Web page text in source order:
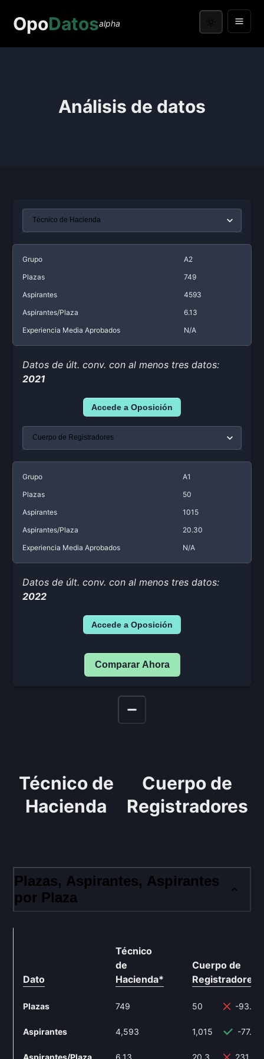
OpoDatosalpha
Análisis de datos
Grupo
A2
Plazas
749
Aspirantes
4593
Aspirantes/Plaza
6.13
Experiencia Media Aprobados
N/A
Datos de últ. conv. con al menos tres datos:
2021
Accede a Oposición
Grupo
A1
Plazas
50
Aspirantes
1015
Aspirantes/Plaza
20.30
Experiencia Media Aprobados
N/A
Datos de últ. conv. con al menos tres datos:
2022
Accede a Oposición
Comparar Ahora
Técnico de
Hacienda
Cuerpo de
Registradores
Plazas, Aspirantes, Aspirantes
por Plaza
Dato
Técnico
de
Hacienda*
Plazas 749
Aspirantes 4,593
Aspirantes/Plaza 6.13
Cuerpo de
Registradores
50 -
1,015 -77.9%
20.3